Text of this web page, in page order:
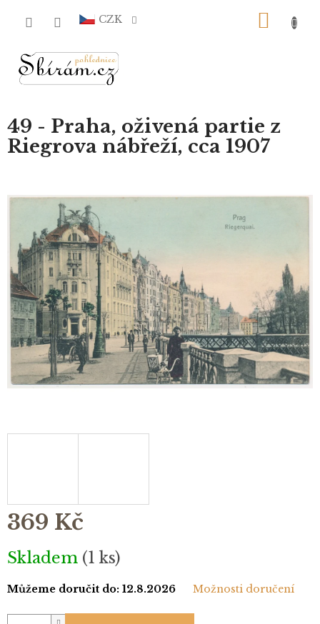
CZK
49 - Praha, oživená partie z
Riegrova nábřeží, cca 1907
369 Kč
Měrná
cena:
Skladem (1 ks)
Můžeme doručit do: 12.8.2026 Možnosti doručení